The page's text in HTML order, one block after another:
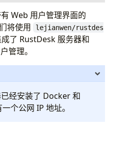
compose.yml
Web 用户管理界面的
将使用
lejianwen/rustdes
了 RustDesk 服务器和
管理。
经安装了 Docker 和
个公网 IP 地址。